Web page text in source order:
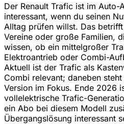
Der Renault Trafic ist im Auto-
interessant, wenn du seinen
Alltag prüfen willst. Das
Vereine oder große Familien,
wissen, ob ein mittelgroßer
Elektroantrieb oder Combi-
Aktuell ist der Trafic als
Combi relevant; daneben
Version im Fokus. Ende 2026
vollelektrische Trafic-
ein Abo bei diesem Modell
Übergangslösung interessant